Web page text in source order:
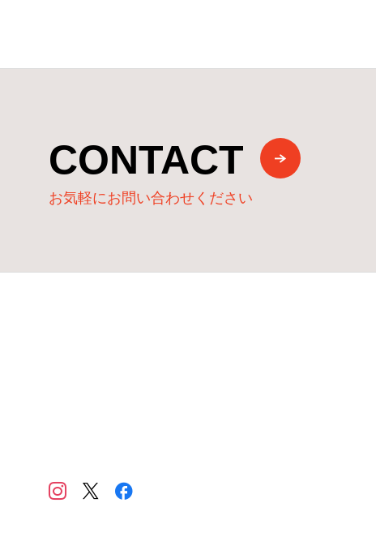
CONTACT
お気軽にお問い合わせください